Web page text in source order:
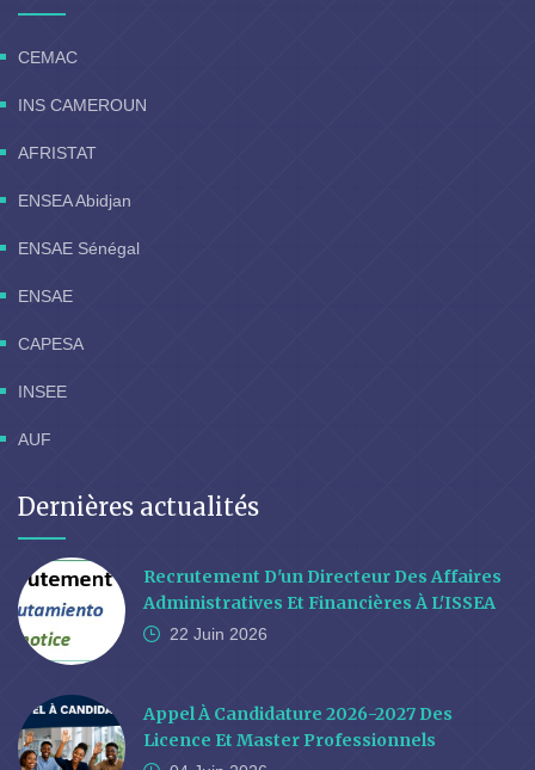
CEMAC
INS CAMEROUN
AFRISTAT
ENSEA Abidjan
ENSAE Sénégal
ENSAE
CAPESA
INSEE
AUF
Dernières actualités
Recrutement D'un Directeur Des Affaires
Administratives Et Financières À L'ISSEA
22 Juin 2026
Appel À Candidature 2026-2027 Des
Licence Et Master Professionnels